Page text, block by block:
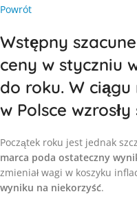
Powrót
Wstępny
ceny w styczniu
do roku. W
w Polsce
Początek roku jest jednak
marca poda ostateczny
zmieniał wagi w koszyku
wyniku na niekorzyść.